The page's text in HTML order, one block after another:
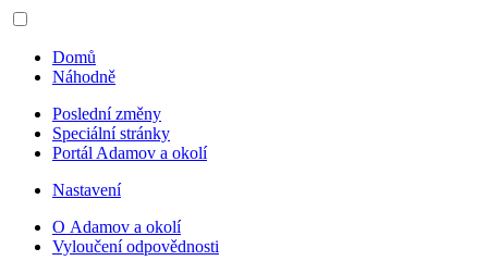
Domů
Náhodně
Poslední změny
Speciální stránky
Portál Adamov a okolí
Nastavení
O Adamov a okolí
Vyloučení odpovědnosti